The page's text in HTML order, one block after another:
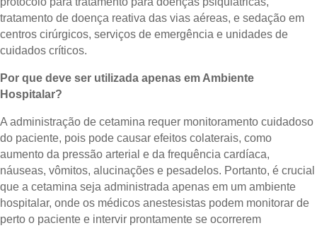
tratamento de doença reativa das vias aéreas, e sedação em
centros cirúrgicos, serviços de emergência e unidades de
cuidados críticos.
Por que deve ser utilizada apenas em Ambiente
Hospitalar?
A administração de cetamina requer monitoramento cuidadoso
do paciente, pois pode causar efeitos colaterais, como
aumento da pressão arterial e da frequência cardíaca,
náuseas, vômitos, alucinações e pesadelos. Portanto, é crucial
que a cetamina seja administrada apenas em um ambiente
hospitalar, onde os médicos anestesistas podem monitorar de
perto o paciente e intervir prontamente se ocorrerem